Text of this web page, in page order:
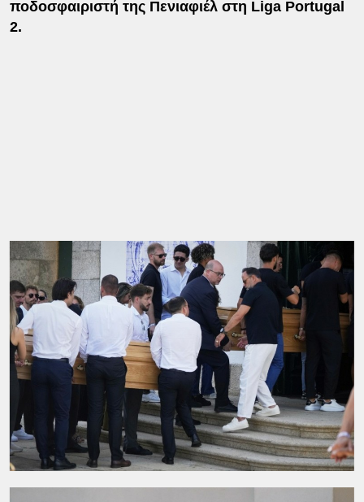
ποδοσφαιριστή της Πενιαφιέλ στη Liga Portugal
2.